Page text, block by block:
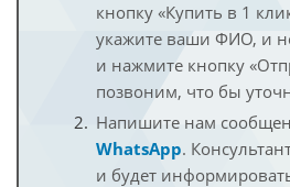
кнопку «Купить в 1
укажите ваши ФИО, и
и нажмите кнопку
позвоним, что бы
Напишите нам
WhatsApp.
и будет